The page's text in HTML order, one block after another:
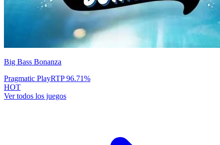
Big Bass Bonanza
Pragmatic PlayRTP96.71%
HOT
Ver todos los juegos